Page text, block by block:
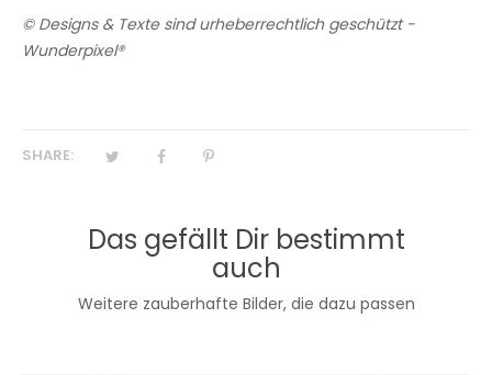
© Designs & Texte sind urheberrechtlich geschützt -
Wunderpixel®
SHARE:
Das gefällt Dir bestimmt
auch
Weitere zauberhafte Bilder, die dazu passen